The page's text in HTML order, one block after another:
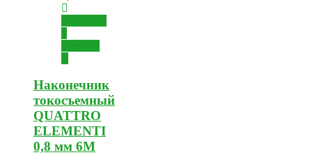
Наконечник
токосъемный
QUATTRO
ELEMENTI
0,8 мм 6М